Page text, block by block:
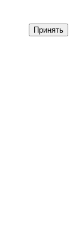
Принять